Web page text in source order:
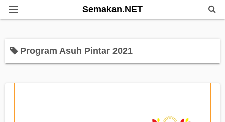
Semakan.NET
Bantuan Kerajaan
Program Asuh Pintar 2021